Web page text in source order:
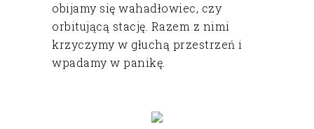
obijamy się wahadłowiec, czy
orbitującą stację. Razem z nimi
krzyczymy w głuchą przestrzeń i
wpadamy w panikę.